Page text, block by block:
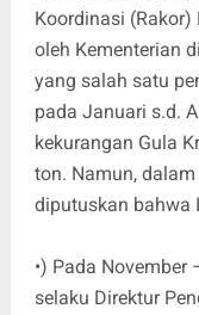
Koordinasi
oleh Kementerian
yang salah satu
pada Januari s.d.
kekurangan Gula
ton. Namun,
diputuskan bahwa
•) Pada November
selaku Direktur